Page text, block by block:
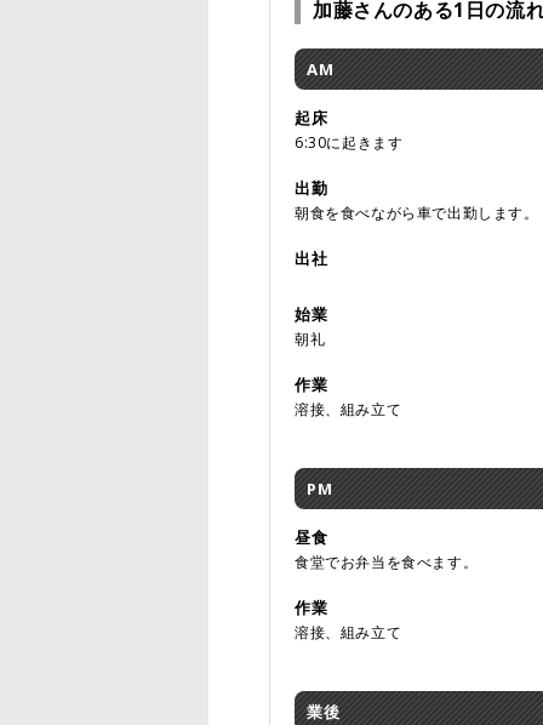
加藤さんのある1日の流
AM
起床
6:30に起きます
出勤
朝食を食べながら車で出勤します。
出社
始業
朝礼
作業
溶接、組み立て
PM
昼食
食堂でお弁当を食べます。
作業
溶接、組み立て
業後